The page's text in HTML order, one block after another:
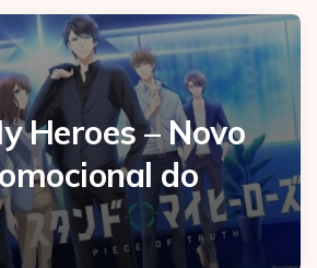
Heroes – Novo
do